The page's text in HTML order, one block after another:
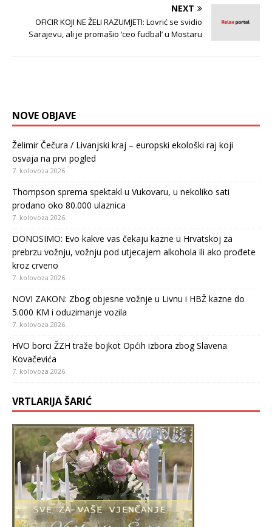
NEXT
OFICIR KOJI NE ŽELI RAZUMJETI: Lovrić se svidio
Sarajevu, ali je promašio ‘ceo fudbal’ u Mostaru
NOVE OBJAVE
Želimir Čečura / Livanjski kraj – europski ekološki raj koji
osvaja na prvi pogled
7. kolovoza 2026.
Thompson sprema spektakl u Vukovaru, u nekoliko sati
prodano oko 80.000 ulaznica
7. kolovoza 2026.
DONOSIMO: Evo kakve vas čekaju kazne u Hrvatskoj za
prebrzu vožnju, vožnju pod utjecajem alkohola ili ako prođete
kroz crveno
7. kolovoza 2026.
NOVI ZAKON: Zbog objesne vožnje u Livnu i HBŽ kazne do
5.000 KM i oduzimanje vozila
7. kolovoza 2026.
HVO borci ŽZH traže bojkot Općih izbora zbog Slavena
Kovačevića
7. kolovoza 2026.
VRTLARIJA ŠARIĆ